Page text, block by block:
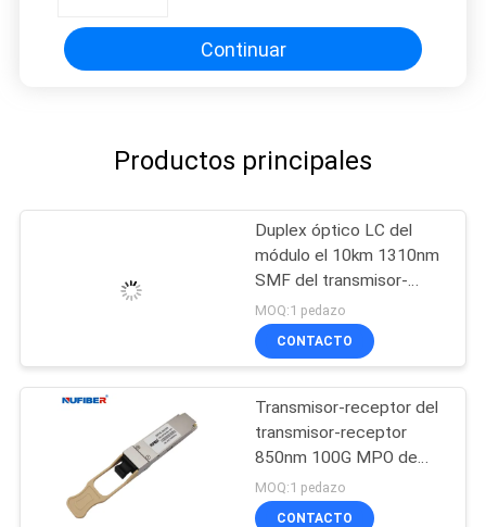
MPO-16/APC
Continuar
Productos principales
Duplex óptico LC del
módulo el 10km 1310nm
SMF del transmisor-
receptor de QSFP-40G-
LR4 QSFP+
MOQ:1 pedazo
CONTACTO
Transmisor-receptor del
transmisor-receptor
850nm 100G MPO de
QSFP28-100G-SR4
100G QSFP28
MOQ:1 pedazo
CONTACTO